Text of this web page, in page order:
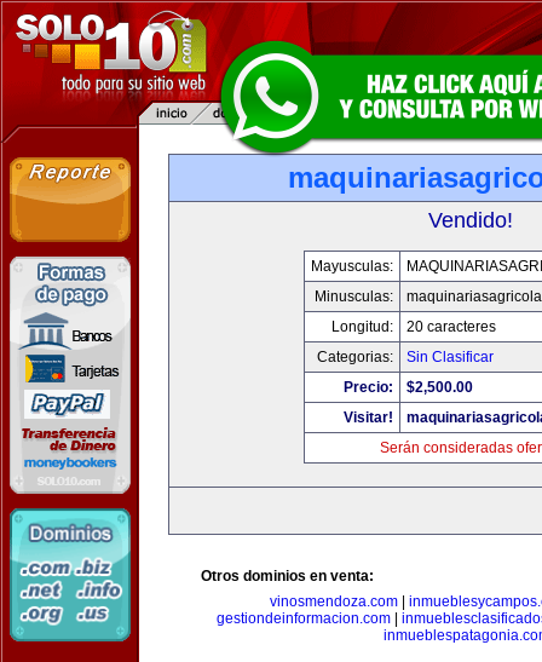
Vendido!
Mayusculas:
Minusculas:
Longitud:
20 caracteres
Categorias:
Sin Clasificar
Precio:
$2,500.00
Visitar!
Serán consideradas
Otros dominios en venta:
vinosmendoza.com|
gestiondeinformacion.com